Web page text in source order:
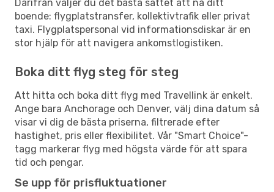
Därifrån väljer du det bästa sättet att nå ditt
boende: flygplatstransfer, kollektivtrafik eller privat
taxi. Flygplatspersonal vid informationsdiskar är en
stor hjälp för att navigera ankomstlogistiken.
Boka ditt flyg steg för steg
Att hitta och boka ditt flyg med Travellink är enkelt.
Ange bara Anchorage och Denver, välj dina datum så
visar vi dig de bästa priserna, filtrerade efter
hastighet, pris eller flexibilitet. Vår "Smart Choice"-
tagg markerar flyg med högsta värde för att spara
tid och pengar.
Se upp för prisfluktuationer